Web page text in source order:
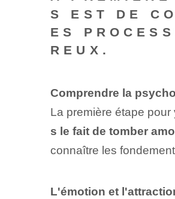
S EST DE
ES
REUX.
Comprendre la
La première étape
s le fait de tomber
connaître les
L'émotion et